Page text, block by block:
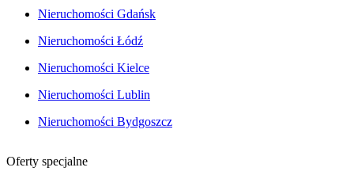
Nieruchomości Gdańsk
Nieruchomości Łódź
Nieruchomości Kielce
Nieruchomości Lublin
Nieruchomości Bydgoszcz
Oferty specjalne